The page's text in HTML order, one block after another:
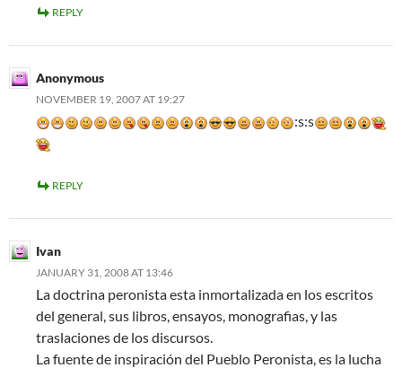
REPLY
Anonymous
NOVEMBER 19, 2007 AT 19:27
:s:s
REPLY
Ivan
JANUARY 31, 2008 AT 13:46
La doctrina peronista esta inmortalizada en los escritos
del general, sus libros, ensayos, monografias, y las
traslaciones de los discursos.
La fuente de inspiración del Pueblo Peronista, es la lucha